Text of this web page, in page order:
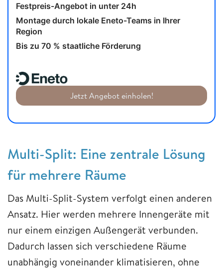
Festpreis-Angebot in unter 24h
Montage durch lokale Eneto-Teams in Ihrer
Region
Bis zu 70 % staatliche Förderung
Jetzt Angebot einholen!
Multi-Split: Eine zentrale Lösung
für mehrere Räume
Das Multi-Split-System verfolgt einen anderen
Ansatz. Hier werden mehrere Innengeräte mit
nur einem einzigen Außengerät verbunden.
Dadurch lassen sich verschiedene Räume
unabhängig voneinander klimatisieren, ohne